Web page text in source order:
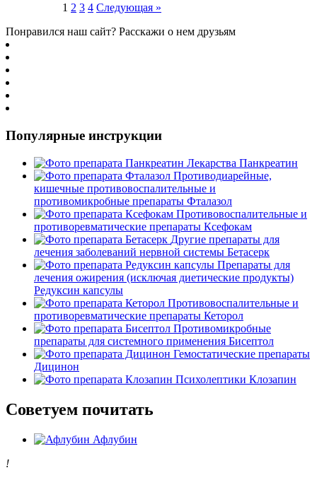
Пагинация
записей
1 2 3 4 Следующая »
Понравился наш сайт? Расскажи о нем друзьям
Популярные инструкции
Лекарства Панкреатин
Противодиарейные,
кишечные противовоспалительные и
противомикробные препараты Фталазол
Противовоспалительные и
противоревматические препараты Ксефокам
Другие препараты для
лечения заболеваний нервной системы Бетасерк
Препараты для
лечения ожирения (исключая диетические продукты)
Редуксин капсулы
Противовоспалительные и
противоревматические препараты Кеторол
Противомикробные
препараты для системного применения Бисептол
Гемостатические препараты
Дицинон
Психолептики Клозапин
Советуем почитать
Афлубин
!